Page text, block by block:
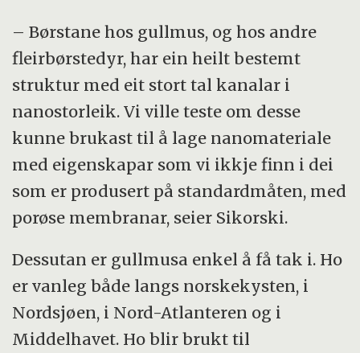
– Børstane hos gullmus, og hos andre
fleirbørstedyr, har ein heilt bestemt
struktur med eit stort tal kanalar i
nanostorleik. Vi ville teste om desse
kunne brukast til å lage nanomateriale
med eigenskapar som vi ikkje finn i dei
som er produsert på standardmåten, med
porøse membranar, seier Sikorski.
Dessutan er gullmusa enkel å få tak i. Ho
er vanleg både langs norskekysten, i
Nordsjøen, i Nord-Atlanteren og i
Middelhavet. Ho blir brukt til